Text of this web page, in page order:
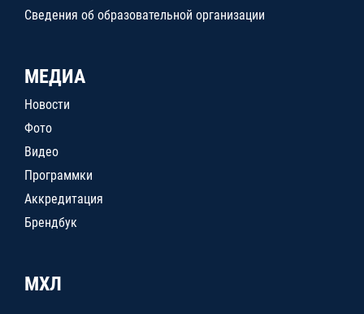
Сведения об образовательной организации
МЕДИА
Новости
Фото
Видео
Программки
Аккредитация
Брендбук
МХЛ